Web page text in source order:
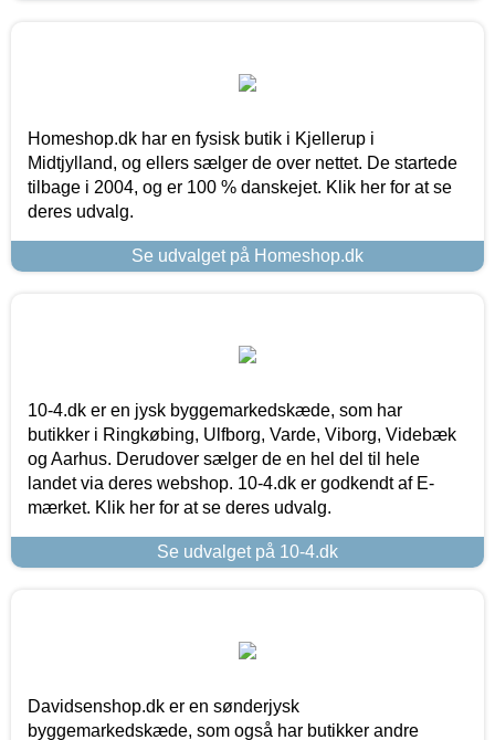
Homeshop.dk har en fysisk butik i Kjellerup i
Midtjylland, og ellers sælger de over nettet. De startede
tilbage i 2004, og er 100 % danskejet. Klik her for at se
deres udvalg.
Se udvalget på Homeshop.dk
10-4.dk er en jysk byggemarkedskæde, som har
butikker i Ringkøbing, Ulfborg, Varde, Viborg, Videbæk
og Aarhus. Derudover sælger de en hel del til hele
landet via deres webshop. 10-4.dk er godkendt af E-
mærket. Klik her for at se deres udvalg.
Se udvalget på 10-4.dk
Davidsenshop.dk er en sønderjysk
byggemarkedskæde, som også har butikker andre